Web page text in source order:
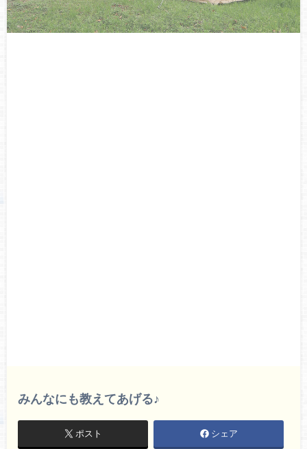
みんなにも教えてあげる♪
ポスト シェア